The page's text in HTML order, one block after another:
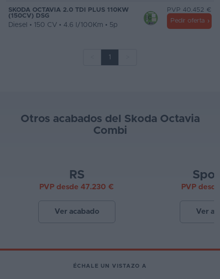
SKODA OCTAVIA 2.0 TDI PLUS 110KW
(150CV) DSG
Diesel • 150 CV • 4.6 l/100Km • 5p
PVP 40.452 €
Pedir oferta
1
Otros acabados del Skoda Octavia
Combi
RS
PVP desde 47.230 €
Ver acabado
PVP
Ver
ÉCHALE UN VISTAZO A